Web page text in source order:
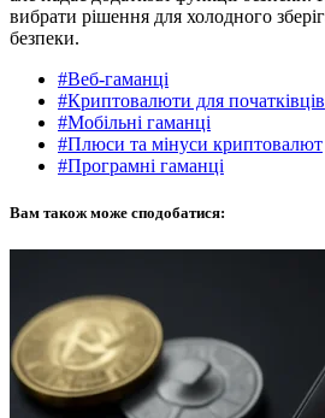
вибрати рішення для холодного
безпеки.
#Веб-гаманці
#Криптовалюти для початківців
#Мобільні гаманці
#Плюси та мінуси криптовалют
#Програмні гаманці
Вам також може сподобатися: